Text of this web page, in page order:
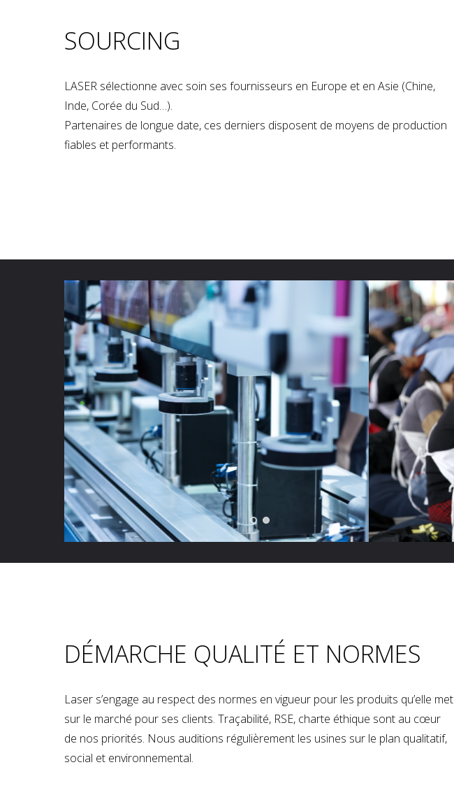
SOURCING
LASER sélectionne avec soin ses fournisseurs en Europe et en Asie (Chine,
Inde, Corée du Sud…).
Partenaires de longue date, ces derniers disposent de moyens de production
fiables et performants.
DÉMARCHE QUALITÉ ET NORMES
Laser s’engage au respect des normes en vigueur pour les produits qu’elle met
sur le marché pour ses clients. Traçabilité, RSE, charte éthique sont au cœur
de nos priorités. Nous auditions régulièrement les usines sur le plan qualitatif,
social et environnemental.